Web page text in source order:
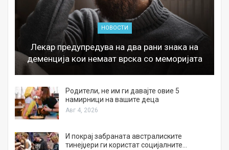
НОВОСТИ
Лекар предупредува на два рани знака на
деменција кои немаат врска со меморијата
Родители, не им ги давајте овие 5
намирници на вашите деца
Авг 4, 2026
И покрај забраната австралиските
тинејџери ги користат социјалните…